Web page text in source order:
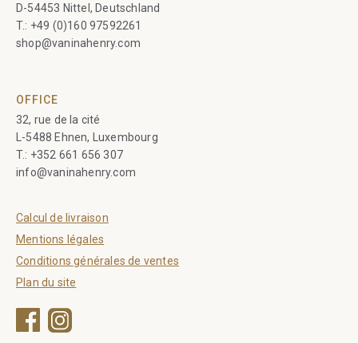
D-54453 Nittel, Deutschland
T.: +49 (0)160 97592261
shop@vaninahenry.com
OFFICE
32, rue de la cité
L-5488 Ehnen, Luxembourg
T.: +352 661 656 307
info@vaninahenry.com
Calcul de livraison
Mentions légales
Conditions générales de ventes
Plan du site